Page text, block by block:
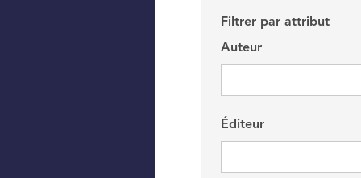
Filtrer par attribut
Auteur
Éditeur